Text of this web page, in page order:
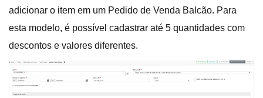
adicionar o item em um Pedido de Venda Balcão. Para
esta modelo, é possível cadastrar até 5 quantidades com
descontos e valores diferentes.